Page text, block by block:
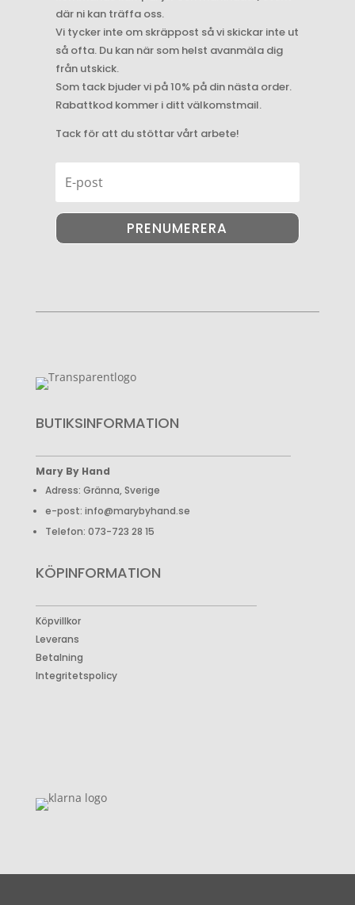
där ni kan träffa oss.
Vi tycker inte om skräppost så vi skickar inte ut
så ofta. Du kan när som helst avanmäla dig
från utskick.
Som tack bjuder vi på 10% på din nästa order.
Rabattkod kommer i ditt välkomstmail.
Tack för att du stöttar vårt arbete!
PRENUMERERA
BUTIKSINFORMATION
Mary By Hand
Adress: Gränna, Sverige
e-post: info@marybyhand.se
Telefon: 073-723 28 15
KÖPINFORMATION
Köpvillkor
Leverans
Betalning
Integritetspolicy